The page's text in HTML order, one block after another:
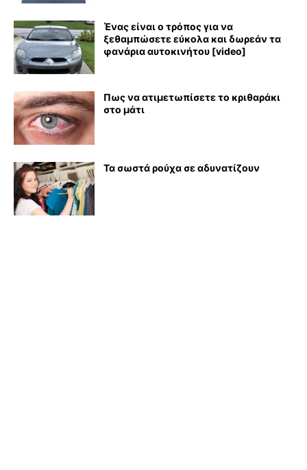
Ένας είναι ο τρόπος για να
ξεθαμπώσετε εύκολα και δωρεάν τα
φανάρια αυτοκινήτου [video]
Πως να ατιμετωπίσετε το κριθαράκι
στο μάτι
Τα σωστά ρούχα σε αδυνατίζουν